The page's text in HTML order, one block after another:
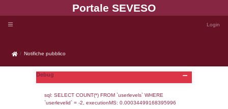
Portale
Notifiche pubblico
Notifiche pubblico